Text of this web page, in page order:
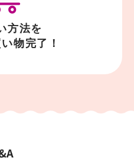
方法を
物完了！